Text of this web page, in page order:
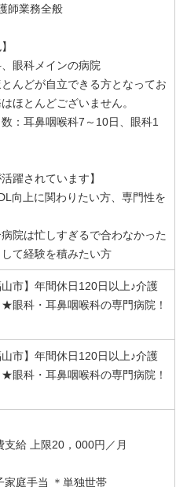
師業務全般
、眼科メインの病院
とんどが自立できる方となってお
ほとんどございません。
数：耳鼻咽喉科7～10日、眼科1
躍されています】
向上に関わりたい方、専門性を
院は忙しすぎるで合わなかった
て経験を積みたい方
山市】年間休日120日以上♪介護
眼科・耳鼻咽喉科の専門病院！
山市】年間休日120日以上♪介護
眼科・耳鼻咽喉科の専門病院！
支給 上限20，000円／月
家庭手当 ＊単独世帯